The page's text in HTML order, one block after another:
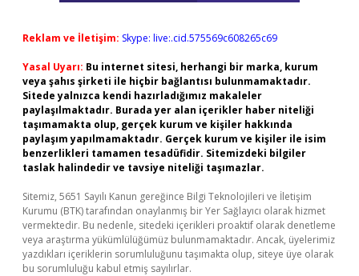
Reklam ve İletişim: Skype: live:.cid.575569c608265c69
Yasal Uyarı: Bu internet sitesi, herhangi bir marka, kurum
veya şahıs şirketi ile hiçbir bağlantısı bulunmamaktadır.
Sitede yalnızca kendi hazırladığımız makaleler
paylaşılmaktadır. Burada yer alan içerikler haber niteliği
taşımamakta olup, gerçek kurum ve kişiler hakkında
paylaşım yapılmamaktadır. Gerçek kurum ve kişiler ile isim
benzerlikleri tamamen tesadüfidir. Sitemizdeki bilgiler
taslak halindedir ve tavsiye niteliği taşımazlar.
Sitemiz, 5651 Sayılı Kanun gereğince Bilgi Teknolojileri ve İletişim
Kurumu (BTK) tarafından onaylanmış bir Yer Sağlayıcı olarak hizmet
vermektedir. Bu nedenle, sitedeki içerikleri proaktif olarak denetleme
veya araştırma yükümlülüğümüz bulunmamaktadır. Ancak, üyelerimiz
yazdıkları içeriklerin sorumluluğunu taşımakta olup, siteye üye olarak
bu sorumluluğu kabul etmiş sayılırlar.